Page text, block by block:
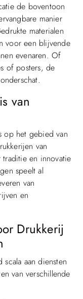
de boventoon
manier
materialen
voor een blijvende
evenaren. Of
of posters, de
van
op het gebied van
van
traditie en innovatie
speelt al
van
en
Drukkerij
aan diensten
van verschillende